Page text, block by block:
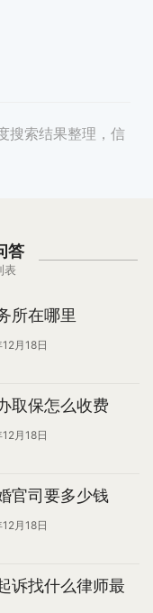
搜索结果整理，信
答
表
所在哪里
月18日
取保怎么收费
月18日
官司要多少钱
月18日
诉找什么律师最